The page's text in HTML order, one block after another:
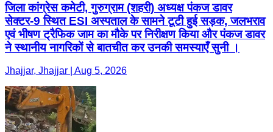
जिला कांग्रेस कमेटी, गुरुग्राम (शहरी) अध्यक्ष पंकज डावर
सेक्टर-9 स्थित ESI अस्पताल के सामने टूटी हुई सड़क, जलभराव
एवं भीषण ट्रैफिक जाम का मौके पर निरीक्षण किया और पंकज डावर
ने स्थानीय नागरिकों से बातचीत कर उनकी समस्याएँ सुनी ।
Jhajjar, Jhajjar | Aug 5, 2026